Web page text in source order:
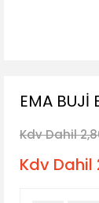
EMA BUJİ
Kdv Dahil
Kdv Dahil